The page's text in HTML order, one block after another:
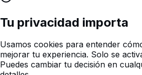
Tu privacidad importa
Usamos cookies para entender
mejorar tu experiencia. Solo se
Puedes cambiar tu decisión en